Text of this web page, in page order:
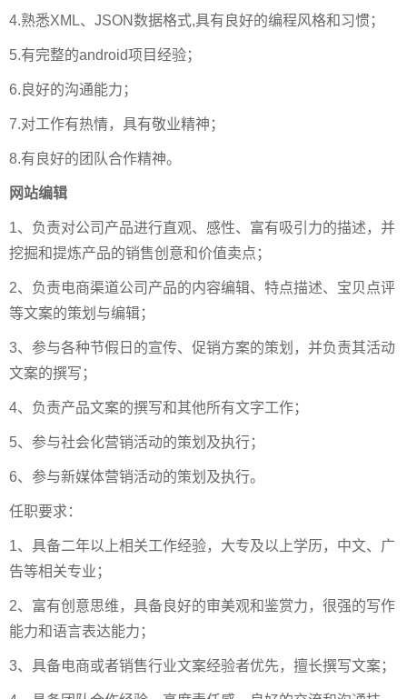
4.熟悉XML、JSON数据格式,具有良好的编程风格和习惯；
5.有完整的android项目经验；
6.良好的沟通能力；
7.对工作有热情，具有敬业精神；
8.有良好的团队合作精神。
网站编辑
1、负责对公司产品进行直观、感性、富有吸引力的描述，并
挖掘和提炼产品的销售创意和价值卖点；
2、负责电商渠道公司产品的内容编辑、特点描述、宝贝点评
等文案的策划与编辑；
3、参与各种节假日的宣传、促销方案的策划，并负责其活动
文案的撰写；
4、负责产品文案的撰写和其他所有文字工作；
5、参与社会化营销活动的策划及执行；
6、参与新媒体营销活动的策划及执行。
任职要求：
1、具备二年以上相关工作经验，大专及以上学历，中文、广
告等相关专业；
2、富有创意思维，具备良好的审美观和鉴赏力，很强的写作
能力和语言表达能力；
3、具备电商或者销售行业文案经验者优先，擅长撰写文案；